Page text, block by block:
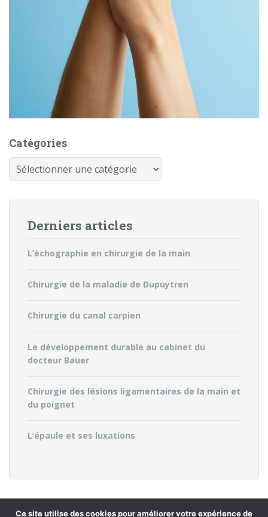
Catégories
Catégories
Derniers articles
L’échographie en chirurgie de la main
Chirurgie de la maladie de Dupuytren
Chirurgie du canal carpien
Le développement durable au cabinet du
docteur Bauer
Chirurgie des lésions ligamentaires de la main et
du poignet
L’épaule et ses luxations
Ce site utilise des cookies pour améliorer votre expérience de